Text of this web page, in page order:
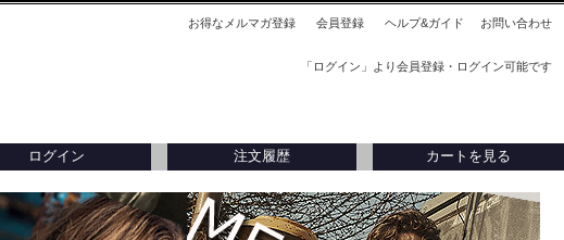
お得なメルマガ登録 会員登録 ヘルプ&ガイド お問い合わせ
「ログイン」より会員登録・ログイン可能です
製 アウトレット
ア製 アウトレット
ース・名刺入れ
イタリア製
ログイン 注文履歴 カートを見る